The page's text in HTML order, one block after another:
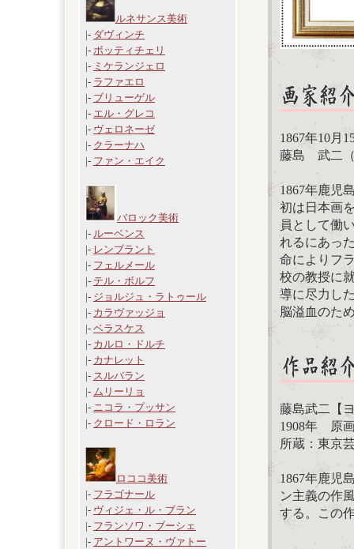
ルネサンス美術
|- ダヴィンチ
|- ボッティチェリ
|- ミケランジェロ
|- ラファエロ
|- ブリューゲル
|- エル・グレコ
|- ヴェロネーゼ
|- クラーナハ
|- ファン・エイク
バロック美術
|- ルーベンス
|- レンブラント
|- フェルメール
|- テル・ボルフ
|- ジョルジュ・ラトゥール
|- カラヴァッジョ
|- ベラスケス
|- カルロ・ドルチ
|- カナレット
|- スルバラン
|- ムリーリョ
|- ニコラ・プッサン
|- クロード・ロラン
ロココ美術
|- フラゴナール
|- ヴィジェ・ル・ブラン
|- フランソワ・ブーシェ
|- アントワーヌ・ヴァトー
1867年10月
藤島 武二
1867年鹿児
初は日本画
員として働
れるにあっ
命によりフ
校の教授に
導に尽力し
脳溢血のた
藤島武二【
1908年 原画
所蔵：東京
1867年鹿児
ン主義の作
する。この